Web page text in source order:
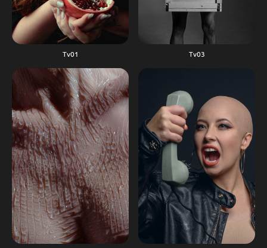
Tv01 Tv03